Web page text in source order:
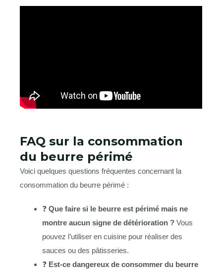
FAQ sur la consommation
du beurre périmé
Voici quelques questions fréquentes concernant la
consommation du beurre périmé :
❓ Que faire si le beurre est périmé mais ne
montre aucun signe de détérioration ? Vous
pouvez l’utiliser en cuisine pour réaliser des
sauces ou des pâtisseries.
❓ Est-ce dangereux de consommer du beurre